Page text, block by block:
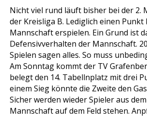
Nicht viel rund läuft bisher bei der 2.
der Kreisliga B. Lediglich einen Punkt
Mannschaft erspielen. Ein Grund ist
Defensivverhalten der Mannschaft.
Spielen sagen alles. So muss
Am Sonntag kommt der TV
belegt den 14. Tabellnplatz mit drei
einem Sieg könnte die Zweite den
Sicher werden wieder Spieler aus
Mannschaft auf dem Feld stehen.